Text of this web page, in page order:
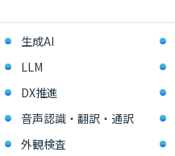
生成AI
LLM
DX推進
音声認識・翻訳・通訳
外観検査